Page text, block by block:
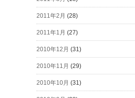
2011年2月 (28)
2011年1月 (27)
2010年12月 (31)
2010年11月 (29)
2010年10月 (31)